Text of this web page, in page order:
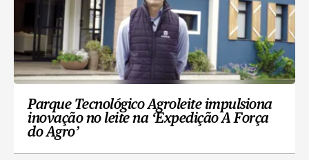
Parque Tecnológico Agroleite impulsiona
inovação no leite na ‘Expedição A Força
do Agro’